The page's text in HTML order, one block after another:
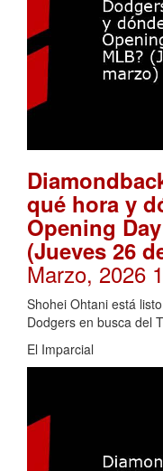
qué hora y
Opening
(Jueves 26
Marzo, 2026
Shohei Ohtani está
Dodgers en busca del
El Imparcial